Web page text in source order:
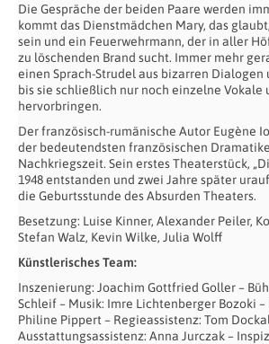
Die Gespräche der beiden Paare werden
kommt das Dienstmädchen Mary, das
sein und ein Feuerwehrmann, der in aller
zu löschenden Brand sucht. Immer mehr
einen Sprach-Strudel aus bizarren Dialogen
bis sie schließlich nur noch einzelne Vokale
hervorbringen.
Der französisch-rumänische Autor Eugène
der bedeutendsten französischen
Nachkriegszeit. Sein erstes Theaterstück,
1948 entstanden und zwei Jahre später
die Geburtsstunde des Absurden Theaters.
Besetzung: Luise Kinner, Alexander Peiler,
Stefan Walz, Kevin Wilke, Julia Wolff
Künstlerisches Team:
Inszenierung: Joachim Gottfried Goller –
Schleif – Musik: Imre Lichtenberger Bozoki
Philine Pippert – Regieassistenz: Tom
Ausstattungsassistenz: Anna Jurczak –